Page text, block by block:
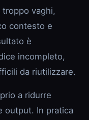
vaghi,
contesto e
è
incompleto,
da riutilizzare.
a ridurre
output. In pratica